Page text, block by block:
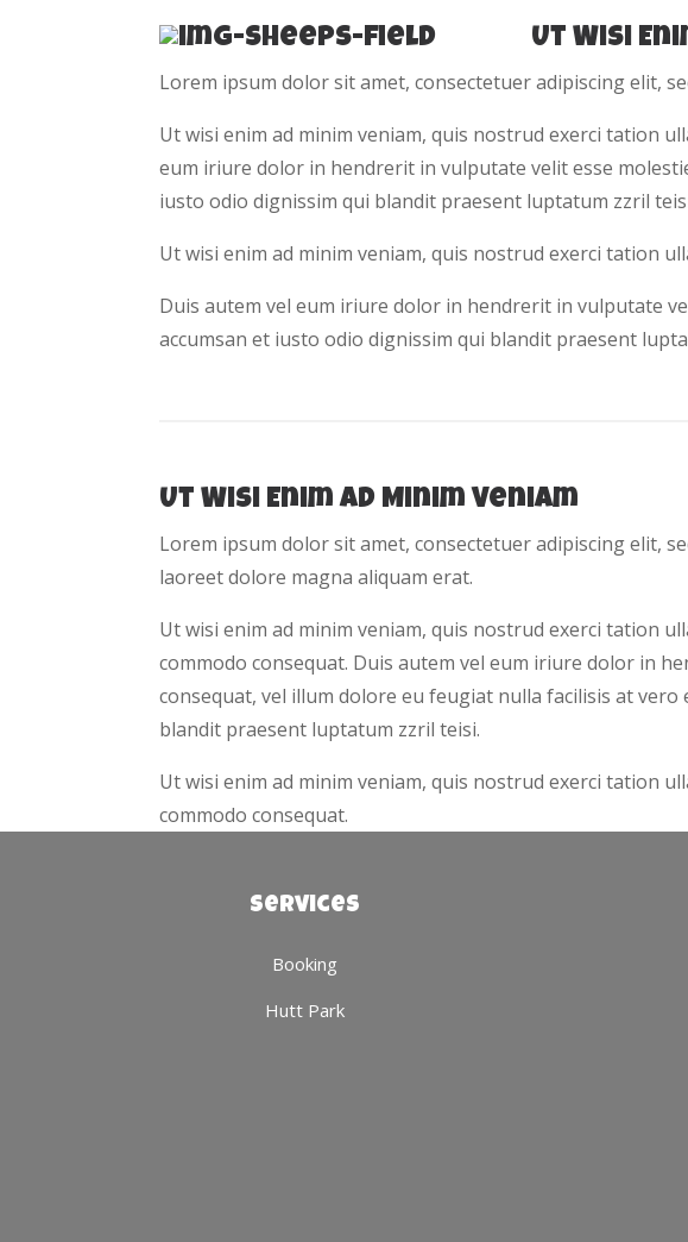
Ut Wisi
Lorem ipsum dolor sit amet, consectetuer adipiscing elit,
Ut wisi enim ad minim veniam, quis nostrud exerci tation
eum iriure dolor in hendrerit in vulputate velit esse
iusto odio dignissim qui blandit praesent luptatum zzril
Ut wisi enim ad minim veniam, quis nostrud exerci tation
Duis autem vel eum iriure dolor in hendrerit in vulputate
accumsan et iusto odio dignissim qui blandit praesent
Ut Wisi Enim Ad Minim Veniam
Lorem ipsum dolor sit amet, consectetuer adipiscing elit,
laoreet dolore magna aliquam erat.
Ut wisi enim ad minim veniam, quis nostrud exerci tation
commodo consequat. Duis autem vel eum iriure dolor in
consequat, vel illum dolore eu feugiat nulla facilisis at
blandit praesent luptatum zzril teisi.
Ut wisi enim ad minim veniam, quis nostrud exerci tation
commodo consequat.
Services
Booking
Hutt Park